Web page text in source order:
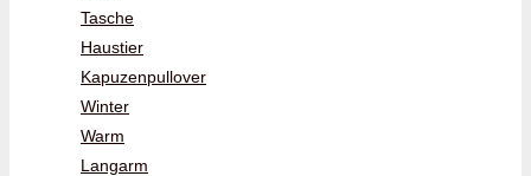
Tasche
Haustier
Kapuzenpullover
Winter
Warm
Langarm